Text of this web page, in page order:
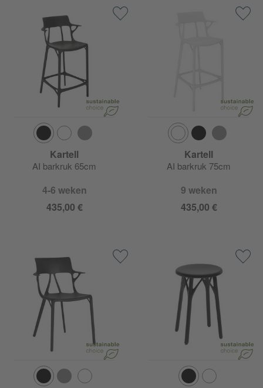
Kartell
AI barkruk 65cm
4-6 weken
435,00 €
Kartell
AI barkruk 75cm
9 weken
435,00 €